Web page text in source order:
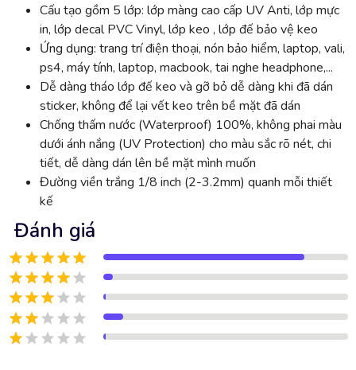
Cấu tạo gồm 5 lớp: lớp màng cao cấp UV Anti, lớp mực
in, lớp decal PVC Vinyl, lớp keo , lớp đế bảo vệ keo
Ứng dụng: trang trí điện thoại, nón bảo hiểm, laptop, vali,
ps4, máy tính, laptop, macbook, tai nghe headphone,...
Dễ dàng tháo lớp đế keo và gỡ bỏ dễ dàng khi đã dán
sticker, không để lại vết keo trên bề mặt đã dán
Chống thấm nước (Waterproof) 100%, không phai màu
dưới ánh nắng (UV Protection) cho màu sắc rõ nét, chi
tiết, dễ dàng dán lên bề mặt mình muốn
Đường viền trắng 1/8 inch (2-3.2mm) quanh mỗi thiết
kế
Đánh giá